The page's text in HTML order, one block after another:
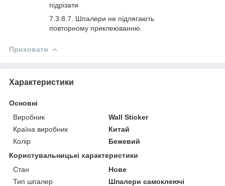
підрізати
Шпалери не підлягають
повторному приклеюванню.
Приховати
Характеристики
Основні
Виробник
Wall Sticker
Країна виробник
Китай
Колір
Бежевий
Користувальницькі характеристики
Стан
Нове
Тип шпалер
Шпалери самоклеючі